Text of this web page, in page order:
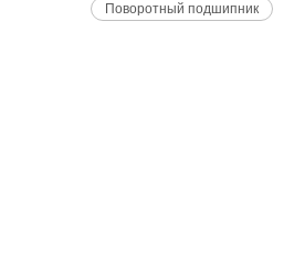
Поворотный подшипник